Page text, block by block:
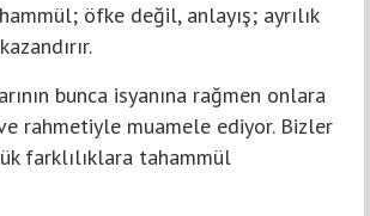
öfke değil, anlayış; ayrılık
bunca isyanına rağmen onlara
rahmetiyle muamele ediyor. Bizler
farklılıklara tahammül